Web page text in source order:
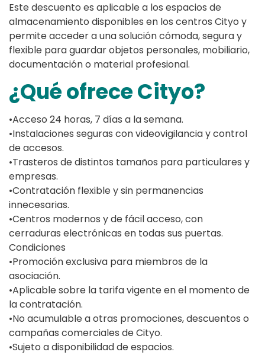
Este descuento es aplicable a los espacios de
almacenamiento disponibles en los centros Cityo y
permite acceder a una solución cómoda, segura y
flexible para guardar objetos personales, mobiliario,
documentación o material profesional.
¿Qué ofrece Cityo?
•Acceso 24 horas, 7 días a la semana.
•Instalaciones seguras con videovigilancia y control
de accesos.
•Trasteros de distintos tamaños para particulares y
empresas.
•Contratación flexible y sin permanencias
innecesarias.
•Centros modernos y de fácil acceso, con
cerraduras electrónicas en todas sus puertas.
Condiciones
•Promoción exclusiva para miembros de la
asociación.
•Aplicable sobre la tarifa vigente en el momento de
la contratación.
•No acumulable a otras promociones, descuentos o
campañas comerciales de Cityo.
•Sujeto a disponibilidad de espacios.